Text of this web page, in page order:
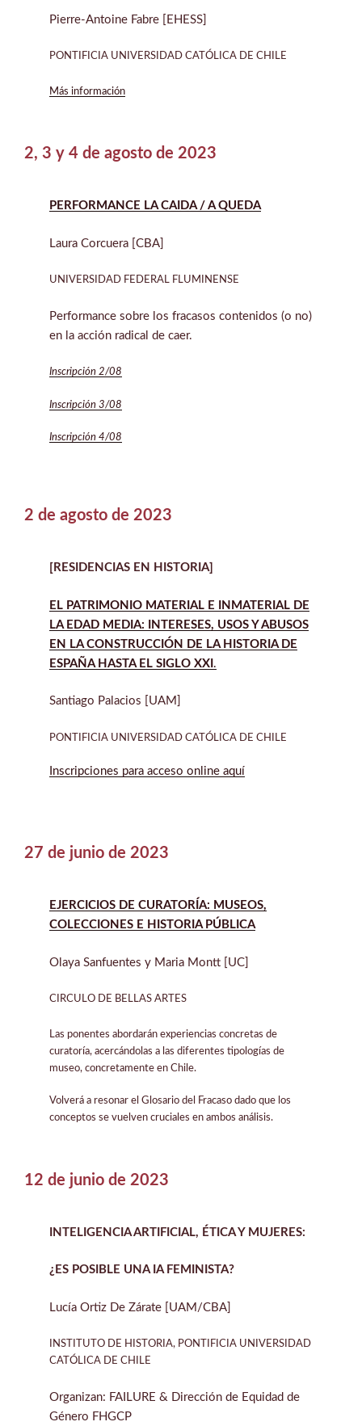
Pierre-Antoine Fabre [EHESS]
PONTIFICIA UNIVERSIDAD CATÓLICA DE CHILE
Más información
2, 3 y 4 de agosto de 2023
PERFORMANCE LA CAIDA / A QUEDA
Laura Corcuera [CBA]
UNIVERSIDAD FEDERAL FLUMINENSE
Performance sobre los fracasos contenidos (o no)
en la acción radical de caer.
Inscripción 2/08
Inscripción 3/08
Inscripción 4/08
2 de agosto de 2023
[RESIDENCIAS EN HISTORIA]
EL PATRIMONIO MATERIAL E INMATERIAL DE
LA EDAD MEDIA: INTERESES, USOS Y ABUSOS
EN LA CONSTRUCCIÓN DE LA HISTORIA DE
ESPAÑA HASTA EL SIGLO XXI .
Santiago Palacios [UAM]
PONTIFICIA UNIVERSIDAD CATÓLICA DE CHILE
Inscripciones para acceso online aquí
27 de junio de 2023
EJERCICIOS DE CURATORÍA: MUSEOS,
COLECCIONES E HISTORIA PÚBLICA
Olaya Sanfuentes y Maria Montt [UC]
CIRCULO DE BELLAS ARTES
Las ponentes abordarán experiencias concretas de
curatoría, acercándolas a las diferentes tipologías de
museo, concretamente en Chile.
Volverá a resonar el Glosario del Fracaso dado que los
conceptos se vuelven cruciales en ambos análisis.
12 de junio de 2023
INTELIGENCIA ARTIFICIAL, ÉTICA Y MUJERES:
¿ES POSIBLE UNA IA FEMINISTA?
Lucía Ortiz De Zárate [UAM/CBA]
INSTITUTO DE HISTORIA, PONTIFICIA UNIVERSIDAD
CATÓLICA DE CHILE
Organizan: FAILURE & Dirección de Equidad de
Género FHGCP